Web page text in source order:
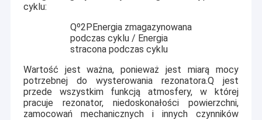
cyklu:
Qº2PEnergia zmagazynowana
podczas cyklu / Energia
stracona podczas cyklu
Wartość jest ważna, ponieważ jest miarą mocy
potrzebnej do wysterowania rezonatora.Q jest
przede wszystkim funkcją atmosfery, w której
pracuje rezonator, niedoskonałości powierzchni,
zamocowań mechanicznych i innych czynników